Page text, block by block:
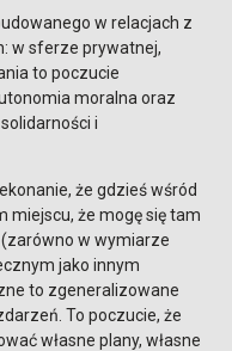
w relacjach z
w sferze prywatnej,
to poczucie
moralna oraz
i
że gdzieś wśród
miejscu, że mogę się tam
w wymiarze
jako innym
to zgeneralizowane
To poczucie, że
własne plany, własne